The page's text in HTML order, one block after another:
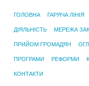
ГОЛОВНА ГАРЯЧА ЛІНІЯ
ДІЯЛЬНІСТЬ МЕРЕЖА
ПРИЙОМ ГРОМАДЯН
ПРОГРАМИ РЕФОРМИ
КОНТАКТИ